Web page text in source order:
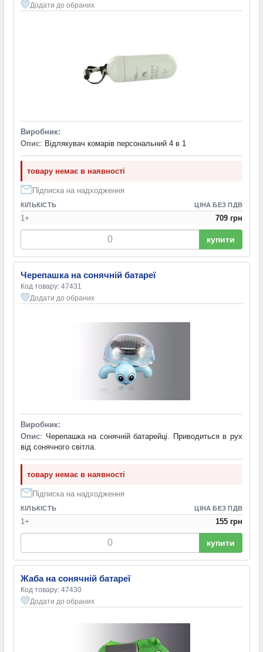
Додати до обраних
Виробник:
Опис: Відлякувач комарів персональний 4 в 1
товару немає в наявності
Підписка на надходження
КІЛЬКІСТЬ ЦІНА БЕЗ ПДВ
1+ 709 грн
купити
Черепашка на сонячній батареї
Код товару: 47431
Додати до обраних
Виробник:
Опис: Черепашка на сонячній батарейці. Приводиться в рух
від сонячного світла.
товару немає в наявності
Підписка на надходження
КІЛЬКІСТЬ ЦІНА БЕЗ ПДВ
1+ 155 грн
купити
Жаба на сонячній батареї
Код товару: 47430
Додати до обраних